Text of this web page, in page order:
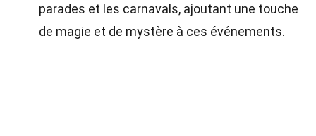
parades et les carnavals, ajoutant une touche
de magie et de mystère à ces événements.